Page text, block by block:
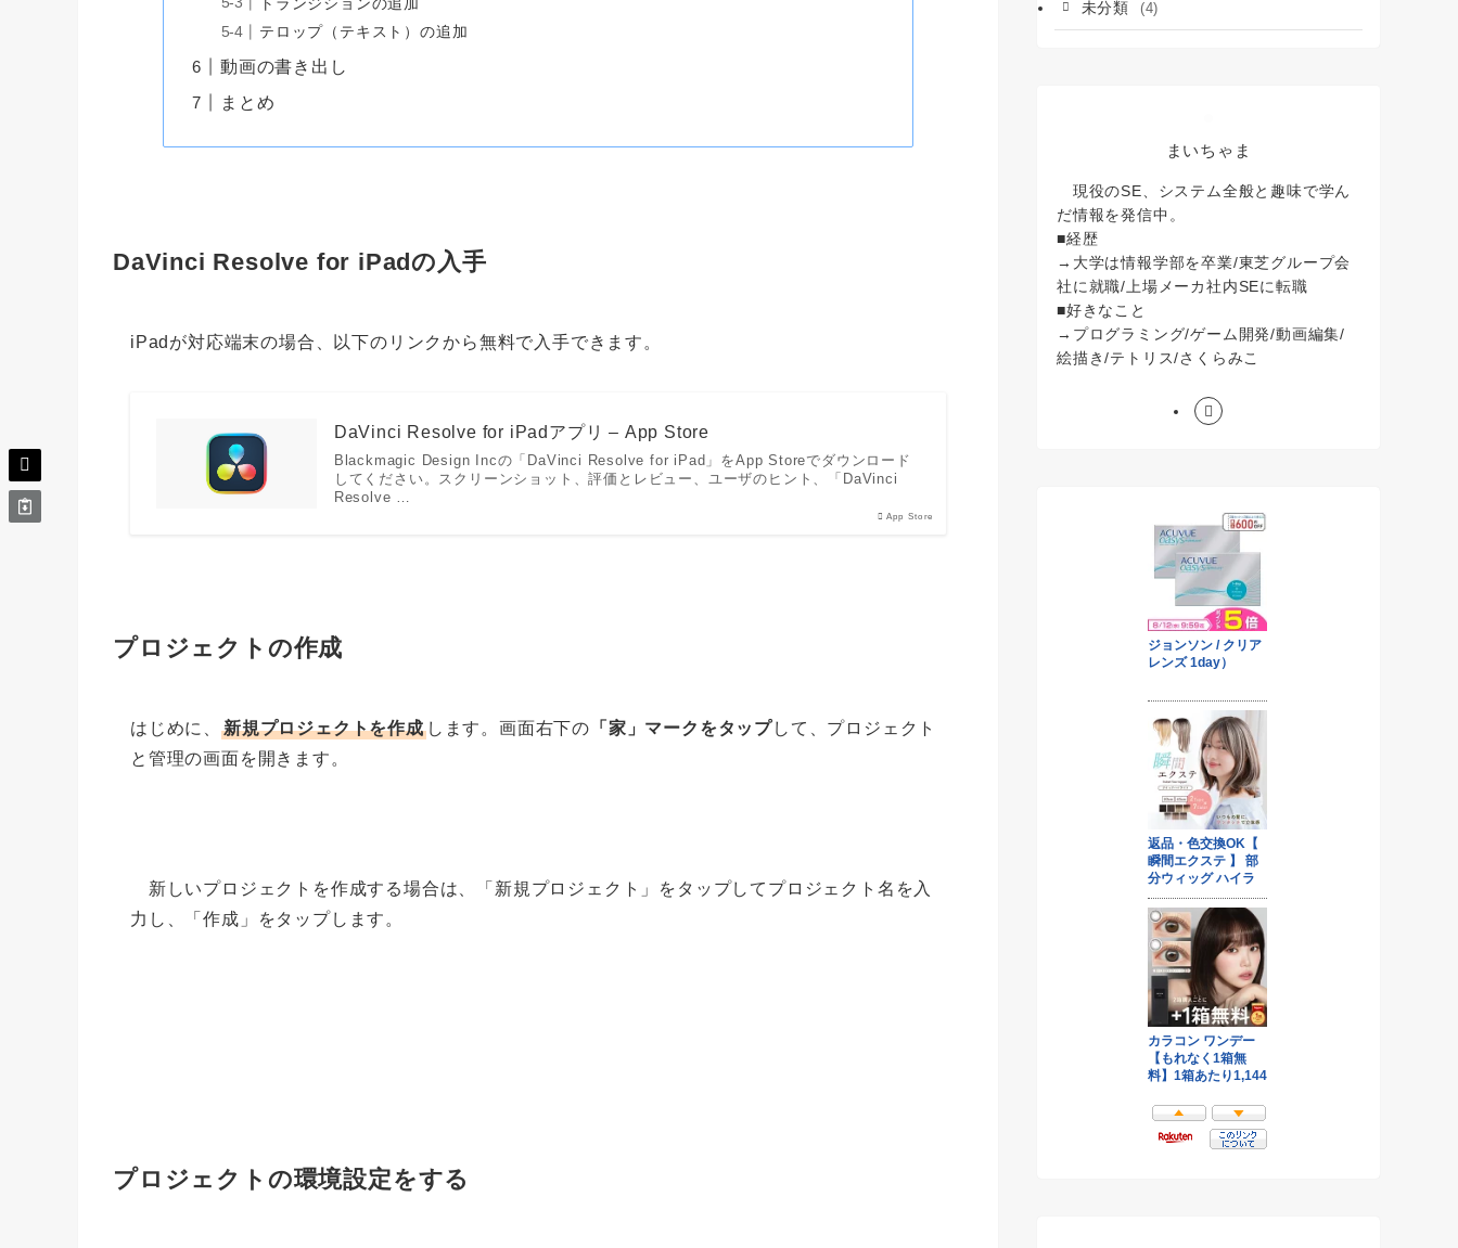
テロップ（テキスト）の追加
動画の書き出し
まとめ
DaVinci Resolve for iPadの入手
iPadが対応端末の場合、以下のリンクから無料で入手できます。
App Store
DaVinci Resolve for iPadアプリ – App Store
Blackmagic Design Incの「DaVinci Resolve for iPad」をApp Storeでダウンロード
してください。スクリーンショット、評価とレビュー、ユーザのヒント、「DaVinci
Resolve …
プロジェクトの作成
はじめに、 新規プロジェクトを作成します。画面右下の 「家」マークをタップして、プロジェクト
と管理の画面を開きます。
新しいプロジェクトを作成する場合は、「新規プロジェクト」をタップしてプロジェクト名を入
力し、「作成」をタップします。
プロジェクトの環境設定をする
未分類 (4)
まいちゃま
現役のSE、システム全般と趣味で学ん
だ情報を発信中。
■経歴
→大学は情報学部を卒業/東芝グループ会
社に就職/上場メーカ社内SEに転職
■好きなこと
→プログラミング/ゲーム開発/動画編集/
絵描き/テトリス/さくらみこ